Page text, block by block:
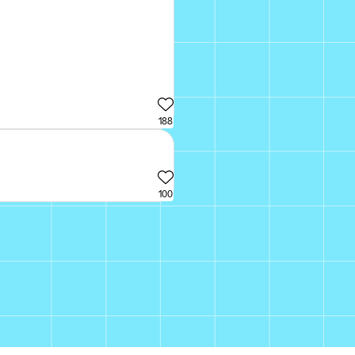
188
100